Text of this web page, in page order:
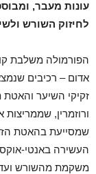
עונות מעבר,
לחיזוק השורש
הפורמולה משלבת
אדום – רכיבים
זקיקי השיער והאטת
ורוזמרין,
שמסייעת בהאטת
העשירה באנטי-
משקמת מהשורש ועד